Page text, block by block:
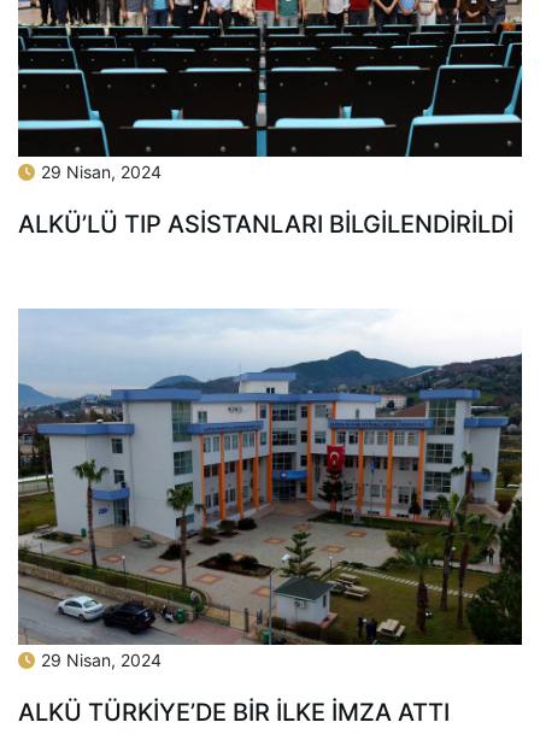
29 Nisan, 2024
ALKÜ’LÜ TIP ASİSTANLARI BİLGİLENDİRİLDİ
29 Nisan, 2024
ALKÜ TÜRKİYE’DE BİR İLKE İMZA ATTI